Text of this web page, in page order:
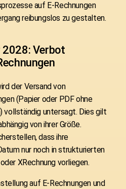
auf E-Rechnungen
reibungslos zu gestalten.
2028: Verbot
der Versand von
(Papier oder PDF ohne
vollständig untersagt. Dies gilt
von ihrer Größe.
dass ihre
nur noch in strukturierten
XRechnung vorliegen.
auf E-Rechnungen und